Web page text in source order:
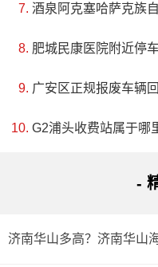
酒泉阿克塞哈萨克族
肥城民康医院附近停
广安区正规报废车辆
G2浦头收费站属于哪
-
济南华山多高？济南华山